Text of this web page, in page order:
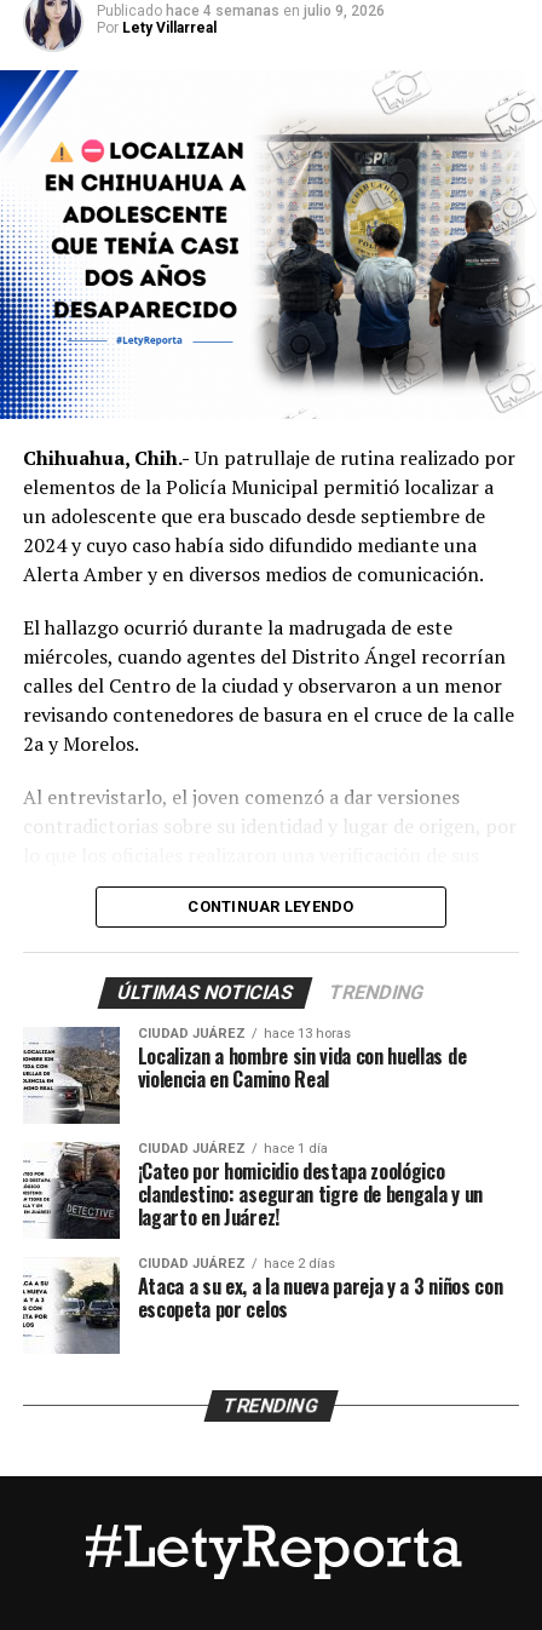
Aunque no se reportaron personas detenidas, el caso
generó preocupación entre vecinos debido a que el
narcomensaje fue dejado en las inmediaciones de un
centro de atención infantil. La Fiscalía continúa con las
investigaciones para determinar el origen del mensaje y
dar con los responsables.
Publicado hace 4 semanas en julio 9, 2026
Por Lety Villarreal
Chihuahua, Chih.-Un patrullaje de rutina realizado por
elementos de la Policía Municipal permitió localizar a
un adolescente que era buscado desde septiembre de
2024 y cuyo caso había sido difundido mediante una
Alerta Amber y en diversos medios de comunicación.
El hallazgo ocurrió durante la madrugada de este
miércoles, cuando agentes del Distrito Ángel recorrían
calles del Centro de la ciudad y observaron a un menor
revisando contenedores de basura en el cruce de la calle
2a y Morelos.
Al entrevistarlo, el joven comenzó a dar versiones
contradictorias sobre su identidad y lugar de origen, por
datos. Fue entonces cuando confirmaron que se trataba
Axel Jovany Escobar, de 13 años de edad, quien
5 de septiembre de 2024.
Los policías activaron de inmediato el protocolo de
protección para menores y trasladaron al adolescente al
Centro de Detención Zona Sur, donde fue revisado por
un médico que confirmó que se encontraba en buenas
condiciones de salud.
Posteriormente fue puesto a disposición de la Unidad de
Niñas, Niños y Adolescentes (UNNA), mientras la
Agencia Estatal de Investigación inició los trámites para
su reunificación con la familia y continuará con las
investigaciones para esclarecer qué ocurrió durante el
tiempo que permaneció desaparecido.
CONTINUAR LEYENDO
ÚLTIMAS NOTICIAS TRENDING
CIUDAD JUÁREZ hace 13 horas
Localizan a hombre sin vida con huellas de
violencia en Camino Real
CIUDAD JUÁREZ hace 1 día
¡Cateo por homicidio destapa zoológico
clandestino: aseguran tigre de bengala y un
lagarto en Juárez!
CIUDAD JUÁREZ hace 2 días
Ataca a su ex, a la nueva pareja y a 3 niños con
escopeta por celos
TRENDING